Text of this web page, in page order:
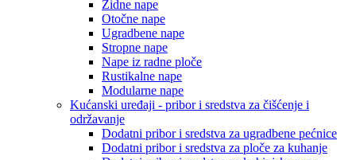
Zidne nape
Otočne nape
Ugradbene nape
Stropne nape
Nape iz radne ploče
Rustikalne nape
Modularne nape
Kućanski uređaji - pribor i sredstva za čišćenje i
održavanje
Dodatni pribor i sredstva za ugradbene pećnice
Dodatni pribor i sredstva za ploče za kuhanje